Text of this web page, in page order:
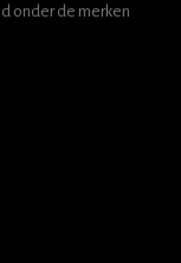
onder de merken